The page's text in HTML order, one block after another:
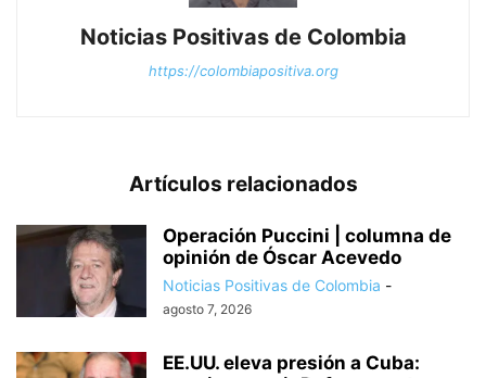
Noticias Positivas de Colombia
https://colombiapositiva.org
Artículos relacionados
Operación Puccini | columna de
opinión de Óscar Acevedo
Noticias Positivas de Colombia -
agosto 7, 2026
EE.UU. eleva presión a Cuba: